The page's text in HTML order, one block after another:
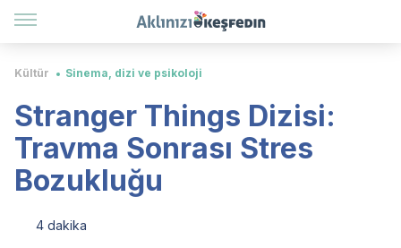
Kültür Sinema, dizi ve psikoloji
Stranger Things Dizisi:
Travma Sonrası Stres
Bozukluğu
4 dakika